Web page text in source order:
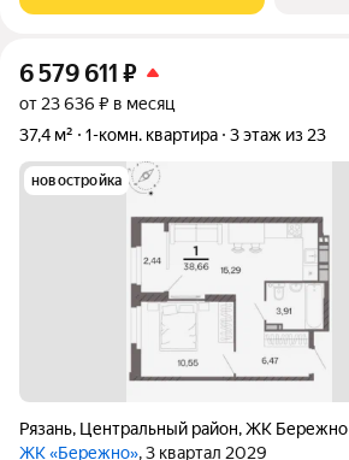
6 579 611 ₽
от 23 636 ₽ в месяц
37,4 м²
1-комн. квартира 3 этаж из 23
новостройка
Рязань, Центральный район,ЖК Бережно
ЖК «Бережно», 3 квартал 2029